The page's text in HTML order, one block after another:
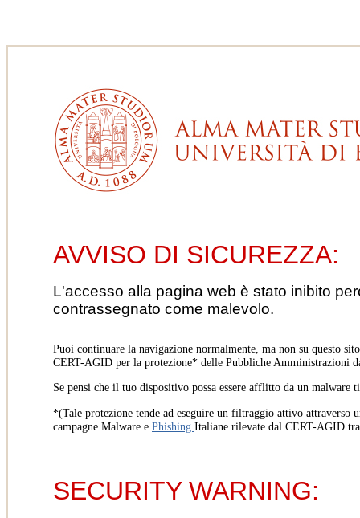
AVVISO DI SICUREZZA:
L'accesso alla pagina web è stato inibito
contrassegnato come malevolo.
Puoi continuare la navigazione normalmente, ma non su questo
CERT-AGID per la protezione* delle Pubbliche Amministrazioni
Se pensi che il tuo dispositivo possa essere afflitto da un
*(Tale protezione tende ad eseguire un filtraggio attivo
campagne Malware e Phishing Italiane rilevate dal CERT-AGID
SECURITY WARNING: